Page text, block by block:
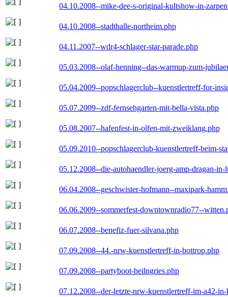
04.10.2008--mike-dee-s-original-kultshow-in-
04.10.2008--stadthalle-northeim.php
04.11.2007--wdr4-schlager-star-parade.php
05.03.2008--olaf-henning--das-warmup-zum-
05.04.2009--popschlagerclub--kuenstlertreff-for-
05.07.2009--zdf-fernsehgarten-mit-bella-vista.php
05.08.2007--hafenfest-in-olfen-mit-zweiklang.php
05.09.2010--popschlagerclub-kuenstlertreff-beim-
05.12.2008--die-autohaendler-joerg-amp-dragan-in-
06.04.2008--geschwister-hofmann--maxipark-
06.06.2009--sommerfest-downtownradio77--
06.07.2008--benefiz-fuer-silvana.php
07.09.2008--44.-nrw-kuenstlertreff-in-bottrop.php
07.09.2008--partyboot-beilngries.php
07.12.2008--der-letzte-nrw-kuenstlertreff-im-a42-